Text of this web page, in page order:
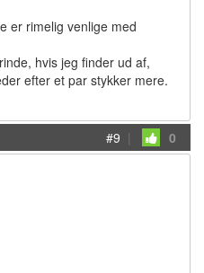
er rimelig venlige med
hvis jeg finder ud af,
efter et par stykker mere.
#9 | 0